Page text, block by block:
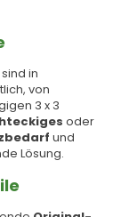
sind in
von
3 x 3
oder
und
Lösung.